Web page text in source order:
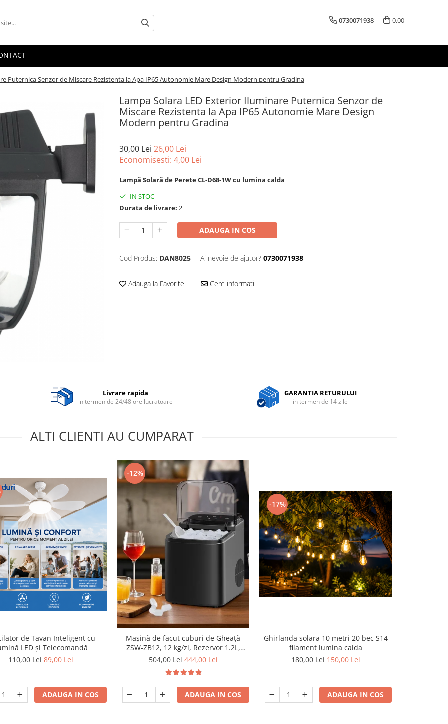
0730071938 0,00
Puternica Senzor de Miscare Rezistenta la Apa IP65 Autonomie Mare Design Modern pentru Gradina
Lampa Solara LED Exterior Iluminare Puternica Senzor de
Miscare Rezistenta la Apa IP65 Autonomie Mare Design
Modern pentru Gradina
30,00 Lei26,00 Lei
Economisesti: 4,00 Lei
Lampă Solară de Perete CL-D68-1W cu lumina calda
IN STOC
Durata de livrare: 2
ADAUGA IN COS
Cod Produs: DAN8025 Ai nevoie de ajutor? 0730071938
Adauga la Favorite Cere informatii
Livrare rapida
in termen de 24/48 ore lucratoare
GARANTIA RETURULUI
in termen de 14 zile
ALTI CLIENTI AU CUMPARAT
de Tavan Inteligent cu
LED și Telecomandă
110,00 Lei89,00 Lei
ADAUGA IN COS
-12%
Mașină de facut cuburi de Gheață
ZSW-ZB12, 12 kg/zi, Rezervor 1.2L,
Panou Tactil, Design Compact, Negru
504,00 Lei444,00 Lei
ADAUGA IN COS
-17%
Ghirlanda solara 10 metri 20 bec S14
filament lumina calda
180,00 Lei150,00 Lei
ADAUGA IN COS